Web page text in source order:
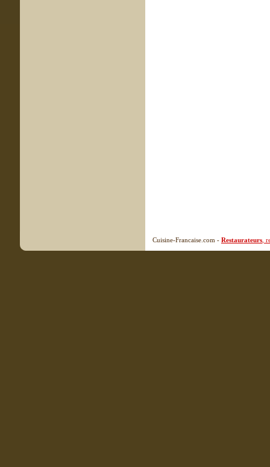
Cuisine-Francaise.com - Restaurateurs ,